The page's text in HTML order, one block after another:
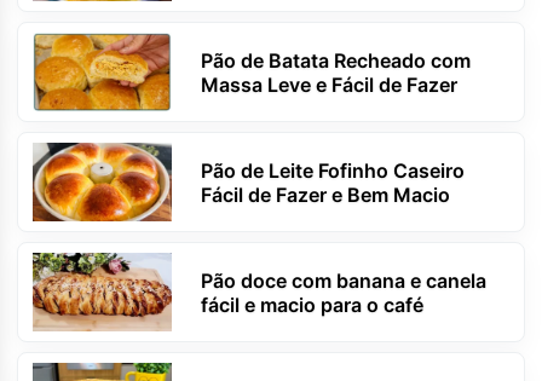
Pão de Batata Recheado com
Massa Leve e Fácil de Fazer
Pão de Leite Fofinho Caseiro
Fácil de Fazer e Bem Macio
Pão doce com banana e canela
fácil e macio para o café